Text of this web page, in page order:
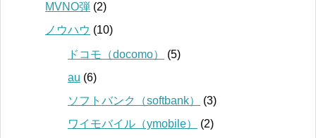
MVNO弾 (2)
ノウハウ (10)
ドコモ（docomo）
(5)
au (6)
ソフトバンク（softbank）
(3)
ワイモバイル（ymobile）
(2)